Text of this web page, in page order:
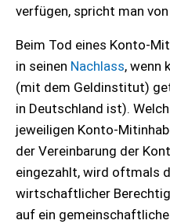
verfügen, spricht man
Beim Tod eines Konto-
in seinen Nachlass, wenn
(mit dem Geldinstitut)
in Deutschland ist).
jeweiligen Konto-
der Vereinbarung der
eingezahlt, wird oftmals
wirtschaftlicher
auf ein